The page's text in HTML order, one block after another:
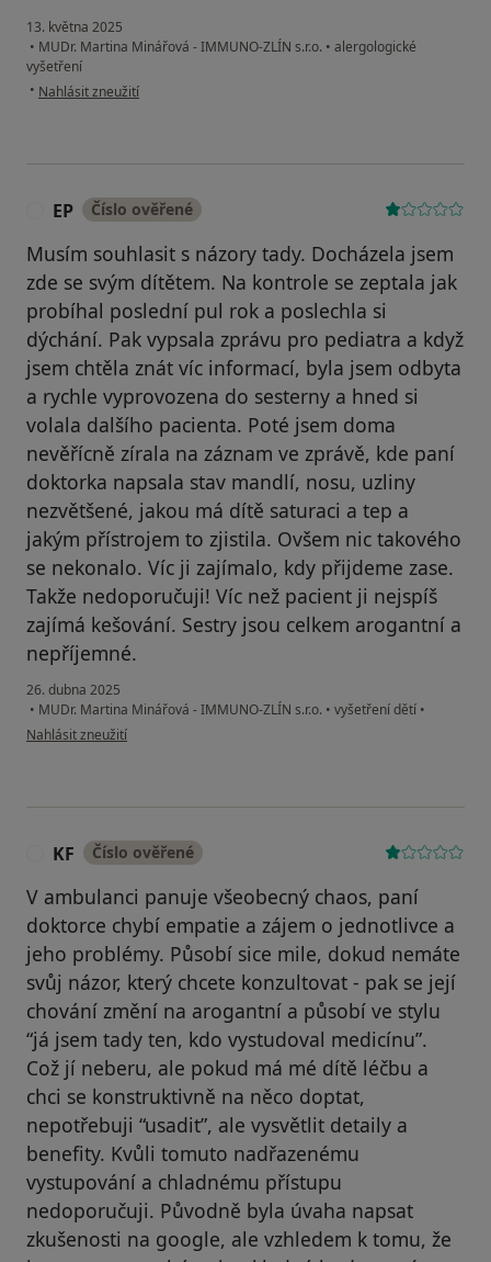
13. května 2025
• MUDr. Martina Minářová - IMMUNO-ZLÍN s.r.o. • alergologické
vyšetření
• podle názoru uživatele JJ
Nahlásit zneužití
EP Číslo ověřené
Musím souhlasit s názory tady. Docházela jsem
zde se svým dítětem. Na kontrole se zeptala jak
probíhal poslední pul rok a poslechla si
dýchání. Pak vypsala zprávu pro pediatra a když
jsem chtěla znát víc informací, byla jsem odbyta
a rychle vyprovozena do sesterny a hned si
volala dalšího pacienta. Poté jsem doma
nevěřícně zírala na záznam ve zprávě, kde paní
doktorka napsala stav mandlí, nosu, uzliny
nezvětšené, jakou má dítě saturaci a tep a
jakým přístrojem to zjistila. Ovšem nic takového
se nekonalo. Víc ji zajímalo, kdy přijdeme zase.
Takže nedoporučuji! Víc než pacient ji nejspíš
zajímá kešování. Sestry jsou celkem arogantní a
nepříjemné.
26. dubna 2025
• MUDr. Martina Minářová - IMMUNO-ZLÍN s.r.o. • vyšetření dětí •
podle názoru uživatele EP
Nahlásit zneužití
KF Číslo ověřené
V ambulanci panuje všeobecný chaos, paní
doktorce chybí empatie a zájem o jednotlivce a
jeho problémy. Působí sice mile, dokud nemáte
svůj názor, který chcete konzultovat - pak se její
chování změní na arogantní a působí ve stylu
“já jsem tady ten, kdo vystudoval medicínu”.
Což jí neberu, ale pokud má mé dítě léčbu a
chci se konstruktivně na něco doptat,
nepotřebuji “usadit”, ale vysvětlit detaily a
benefity. Kvůli tomuto nadřazenému
vystupování a chladnému přístupu
nedoporučuji. Původně byla úvaha napsat
zkušenosti na google, ale vzhledem k tomu, že